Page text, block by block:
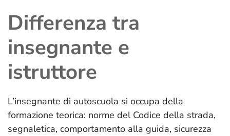
Differenza tra
insegnante e
istruttore
L’insegnante di autoscuola si occupa della
formazione teorica: norme del Codice della strada,
segnaletica, comportamento alla guida, sicurezza